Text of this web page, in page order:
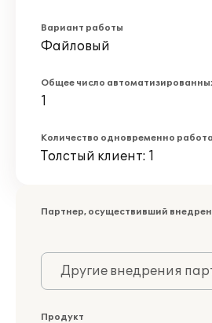
Вариант работы
Файловый
Общее число
1
Количество одновременно
Толстый клиент: 1
Партнер, осуществивший
Другие внедрения
Продукт